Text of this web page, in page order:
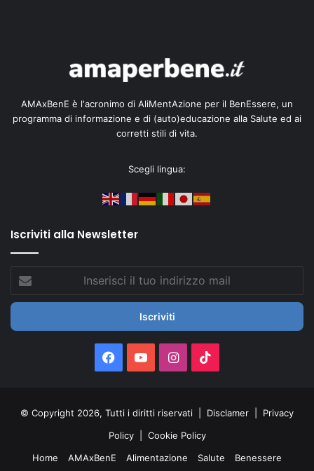
AMAxBenE è l'acronimo di AliMentAzione per il BenEssere, un
programma di informazione e di (auto)educazione alla Salute ed ai
corretti stili di vita.
Scegli lingua:
Iscriviti alla Newsletter
tuo
mail
Facebook
You Instagram
© Copyright 2026, Tutti i diritti riservati | Disclamer
Privacy
Policy
Cookie Policy
Home
AMAxBenE Alimentazione Salute Benessere